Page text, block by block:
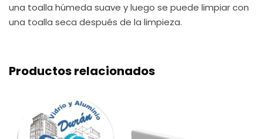
una toalla húmeda suave y luego se puede limpiar con
una toalla seca después de la limpieza.
Productos relacionados